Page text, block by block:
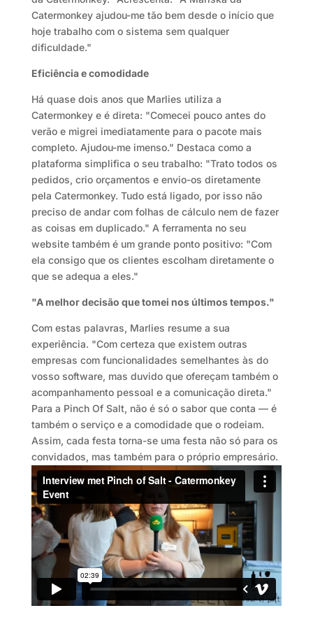
Catermonkey ajudou-me tão bem desde o início que
hoje trabalho com o sistema sem qualquer
dificuldade."
Eficiência e comodidade
Há quase dois anos que Marlies utiliza a
Catermonkey e é direta: "Comecei pouco antes do
verão e migrei imediatamente para o pacote mais
completo. Ajudou-me imenso." Destaca como a
plataforma simplifica o seu trabalho: "Trato todos os
pedidos, crio orçamentos e envio-os diretamente
pela Catermonkey. Tudo está ligado, por isso não
preciso de andar com folhas de cálculo nem de fazer
as coisas em duplicado." A ferramenta no seu
website também é um grande ponto positivo: "Com
ela consigo que os clientes escolham diretamente o
que se adequa a eles."
"A melhor decisão que tomei nos últimos tempos."
Com estas palavras, Marlies resume a sua
experiência. "Com certeza que existem outras
empresas com funcionalidades semelhantes às do
vosso software, mas duvido que ofereçam também o
acompanhamento pessoal e a comunicação direta."
Para a Pinch Of Salt, não é só o sabor que conta — é
também o serviço e a comodidade que o rodeiam.
Assim, cada festa torna-se uma festa não só para os
convidados, mas também para o próprio empresário.